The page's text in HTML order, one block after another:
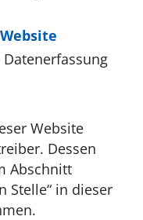
Website
Dessen
Abschnitt
Stelle“ in dieser